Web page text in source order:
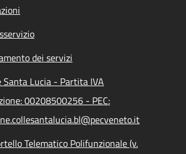
dei servizi
Santa Lucia - Partita IVA
00208500256 - PEC:
Telematico Polifunzionale (v.